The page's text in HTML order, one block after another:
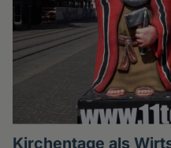
Kirchentage als